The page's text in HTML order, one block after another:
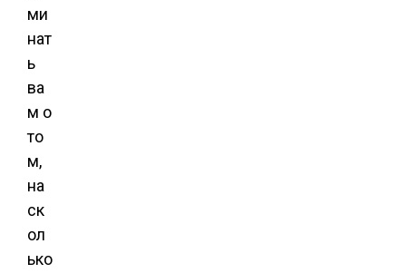
ми
нат
ь
ва
м о
то
м,
на
ск
ол
ько